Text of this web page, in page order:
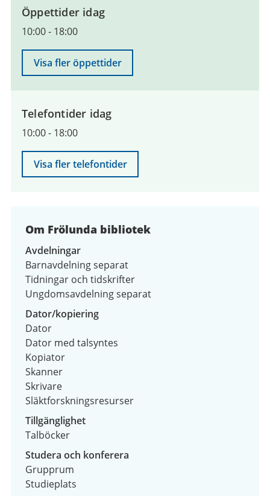
augusti
2026
Öppettider idag
10:00- 18:00
Visa fler öppettider
Telefontider idag
10:00- 18:00
Visa fler telefontider
Om Frölunda bibliotek
Avdelningar
Barnavdelning separat
Tidningar och tidskrifter
Ungdomsavdelning separat
Dator/kopiering
Dator
Dator med talsyntes
Kopiator
Skanner
Skrivare
Släktforskningsresurser
Tillgänglighet
Talböcker
Studera och konferera
Grupprum
Studieplats